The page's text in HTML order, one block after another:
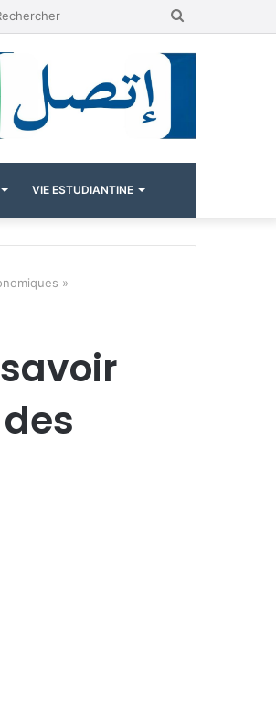
VIE ESTUDIANTINE
»